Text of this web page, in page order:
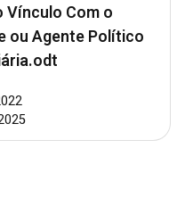
Vínculo Com o
ou Agente Político